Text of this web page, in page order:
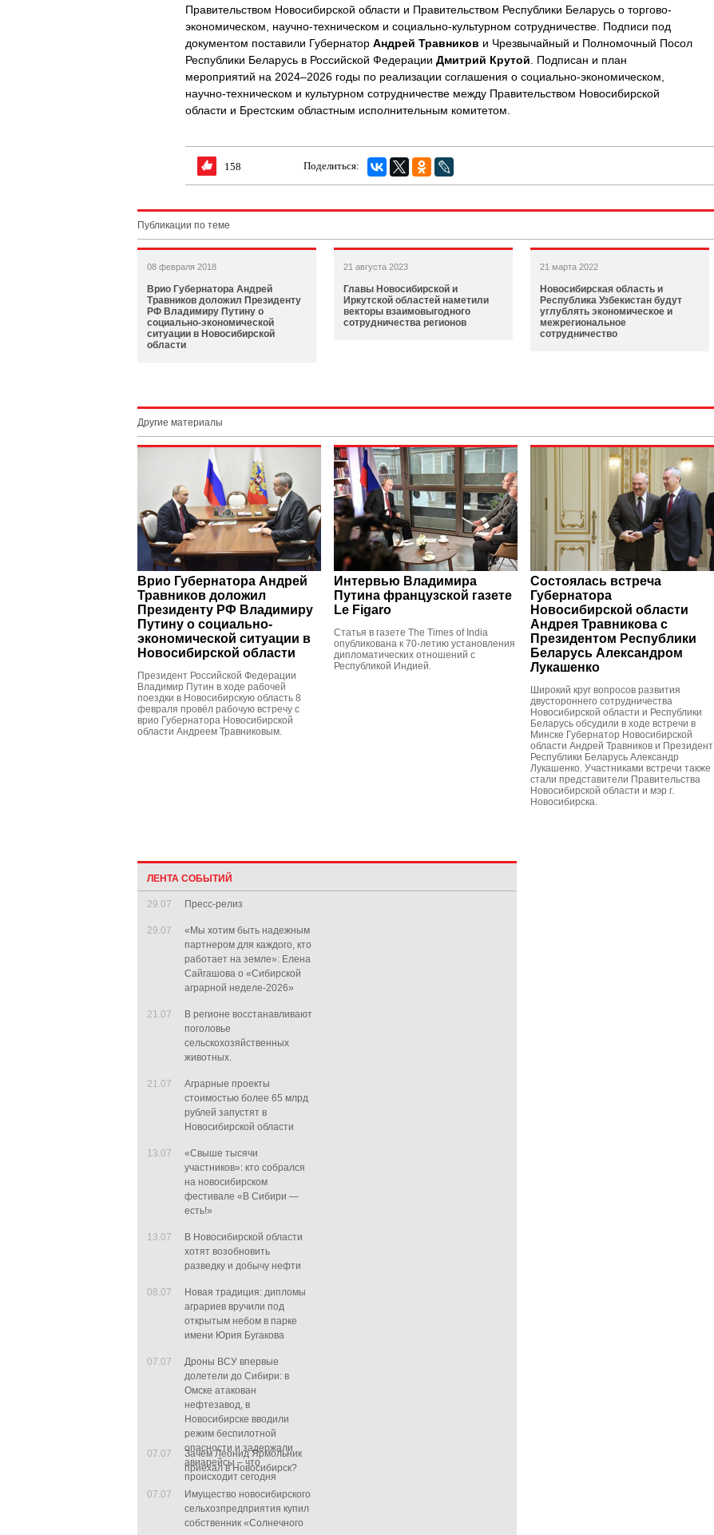
Правительством Новосибирской области и Правительством Республики Беларусь о торгово-
экономическом, научно-техническом и социально-культурном сотрудничестве. Подписи под
документом поставили Губернатор Андрей Травников и Чрезвычайный и Полномочный Посол
Республики Беларусь в Российской Федерации Дмитрий Крутой . Подписан и план
мероприятий на 2024–2026 годы по реализации соглашения о социально-экономическом,
научно-техническом и культурном сотрудничестве между Правительством Новосибирской
области и Брестским областным исполнительным комитетом.
158 Поделиться:
Публикации по теме
08 февраля 2018
Врио Губернатора Андрей
Травников доложил Президенту
РФ Владимиру Путину о
социально-экономической
ситуации в Новосибирской
области
21 августа 2023
Главы Новосибирской и
Иркутской областей наметили
векторы взаимовыгодного
сотрудничества регионов
21 марта 2022
Новосибирская область и
Республика Узбекистан будут
углублять экономическое и
межрегиональное
сотрудничество
Другие материалы
Врио Губернатора Андрей
Травников доложил
Президенту РФ Владимиру
Путину о социально-
экономической ситуации в
Новосибирской области
Президент Российской Федерации
Владимир Путин в ходе рабочей
поездки в Новосибирскую область 8
февраля провёл рабочую встречу с
врио Губернатора Новосибирской
области Андреем Травниковым.
Интервью Владимира
Путина французской газете
Le Figaro
Статья в газете The Times of India
опубликована к 70-летию установления
дипломатических отношений с
Республикой Индией.
Состоялась встреча
Губернатора
Новосибирской области
Андрея Травникова с
Президентом Республики
Беларусь Александром
Лукашенко
Широкий круг вопросов развития
двустороннего сотрудничества
Новосибирской области и Республики
Беларусь обсудили в ходе встречи в
Минске Губернатор Новосибирской
области Андрей Травников и Президент
Республики Беларусь Александр
Лукашенко. Участниками встречи также
стали представители Правительства
Новосибирской области и мэр г.
Новосибирска.
ЛЕНТА СОБЫТИЙ
29.07 Пресс-релиз
29.07
«Мы хотим быть надежным
партнером для каждого, кто
работает на земле»: Елена
Сайгашова о «Сибирской
аграрной неделе-2026»
21.07
В регионе восстанавливают
поголовье
сельскохозяйственных
животных.
21.07
Аграрные проекты
стоимостью более 65 млрд
рублей запустят в
Новосибирской области
13.07
«Свыше тысячи
участников»: кто собрался
на новосибирском
фестивале «В Сибири —
есть!»
13.07
В Новосибирской области
хотят возобновить
разведку и добычу нефти
08.07
Новая традиция: дипломы
аграриев вручили под
открытым небом в парке
имени Юрия Бугакова
07.07
Дроны ВСУ впервые
долетели до Сибири: в
Омске атакован
нефтезавод, в
Новосибирске вводили
режим беспилотной
опасности и задержали
авиарейсы – что
происходит сегодня
07.07
Зачем Леонид Ярмольник
приехал в Новосибирск?
07.07
Имущество новосибирского
сельхозпредприятия купил
собственник «Солнечного